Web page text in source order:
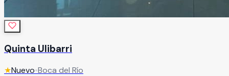
Quinta Ulibarri
★Nuevo•Boca del Río